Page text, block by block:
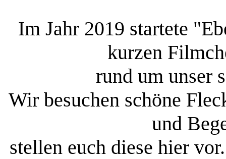
Im Jahr 2019 startete
kurzen
rund um unser
Wir besuchen schöne
und
stellen euch diese hier